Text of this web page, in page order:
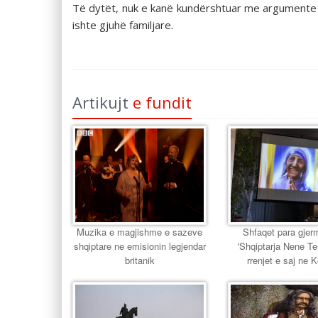
Të dytët, nuk e kanë kundërshtuar me
ishte gjuhë familjare.
Artikujt e fundit
Muzika e magjishme e sazeve
shqiptare ne emisionin legjendar
britanik
Shfaqet para
'Shqiptarja Nene
rrenjet e saj ne